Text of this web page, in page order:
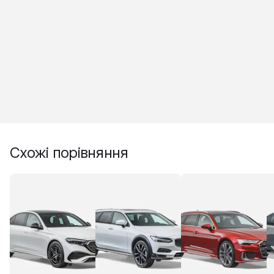
Схожі порівняння